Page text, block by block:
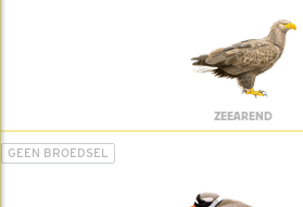
ZEEAREND
GEEN BROEDSEL